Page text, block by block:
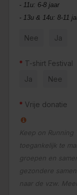
- 11u: 6-8 jaar
- 13u & 14u: 8-11
Nee Ja
T-shirt Festival
Ja Nee
Vrije donatie
Keep on
toegankelijk te
groepen en
gezondere
naar de vzw.